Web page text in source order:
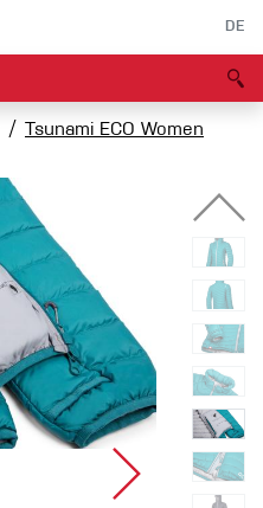
DE
Tsunami ECO Women